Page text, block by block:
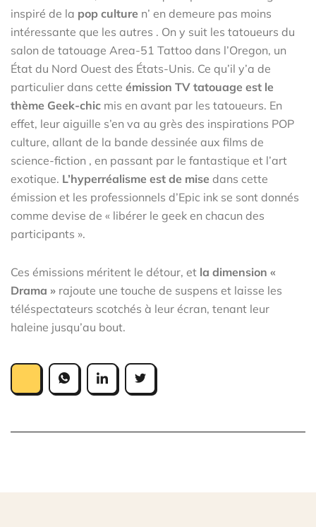
inspiré de la pop culture n’ en demeure pas moins
intéressante que les autres . On y suit les tatoueurs du
salon de tatouage Area-51 Tattoo dans l’Oregon, un
État du Nord Ouest des États-Unis. Ce qu’il y’a de
particulier dans cette émission TV tatouage est le
thème Geek-chic mis en avant par les tatoueurs. En
effet, leur aiguille s’en va au grès des inspirations POP
culture, allant de la bande dessinée aux films de
science-fiction , en passant par le fantastique et l’art
exotique. L’hyperréalisme est de mise dans cette
émission et les professionnels d’Epic ink se sont donnés
comme devise de « libérer le geek en chacun des
participants ».
Ces émissions méritent le détour, et la dimension «
Drama » rajoute une touche de suspens et laisse les
téléspectateurs scotchés à leur écran, tenant leur
haleine jusqu’au bout.